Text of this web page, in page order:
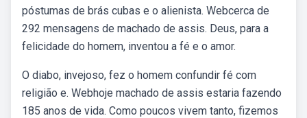
póstumas de brás cubas e o alienista. Webcerca de
292 mensagens de machado de assis. Deus, para a
felicidade do homem, inventou a fé e o amor.
O diabo, invejoso, fez o homem confundir fé com
religião e. Webhoje machado de assis estaria fazendo
185 anos de vida. Como poucos vivem tanto, fizemos